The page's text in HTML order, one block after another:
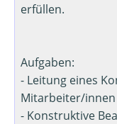
erfüllen.
Aufgaben:
- Leitung eines
Mitarbeiter/innen
- Konstruktive